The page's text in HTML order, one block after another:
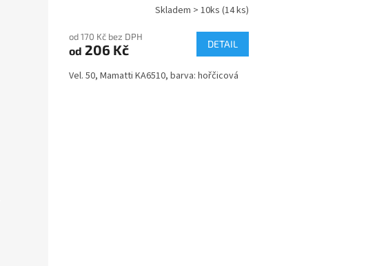
Skladem > 10ks (14 ks)
od 170 Kč bez DPH
od 206 Kč DETAIL
Vel. 50, Mamatti KA6510, barva: hořčicová